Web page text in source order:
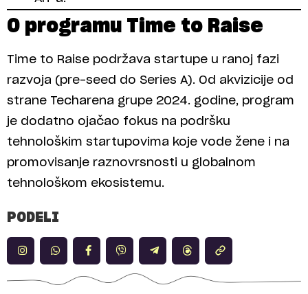
O programu Time to Raise
Time to Raise podržava startupe u ranoj fazi
razvoja (pre-seed do Series A). Od akvizicije od
strane Techarena grupe 2024. godine, program
je dodatno ojačao fokus na podršku
tehnološkim startupovima koje vode žene i na
promovisanje raznovrsnosti u globalnom
tehnološkom ekosistemu.
PODELI